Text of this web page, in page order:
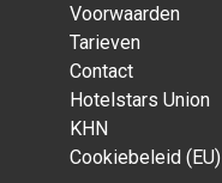
Voorwaarden
Tarieven
Contact
Hotelstars Union
KHN
Cookiebeleid (EU)